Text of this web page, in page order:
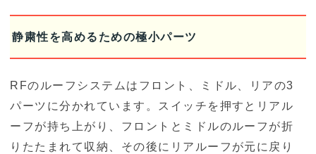
静粛性を高めるための極小パーツ
RFのルーフシステムはフロント、ミドル、リアの3
パーツに分かれています。スイッチを押すとリアル
ーフが持ち上がり、フロントとミドルのルーフが折
りたたまれて収納、その後にリアルーフが元に戻り